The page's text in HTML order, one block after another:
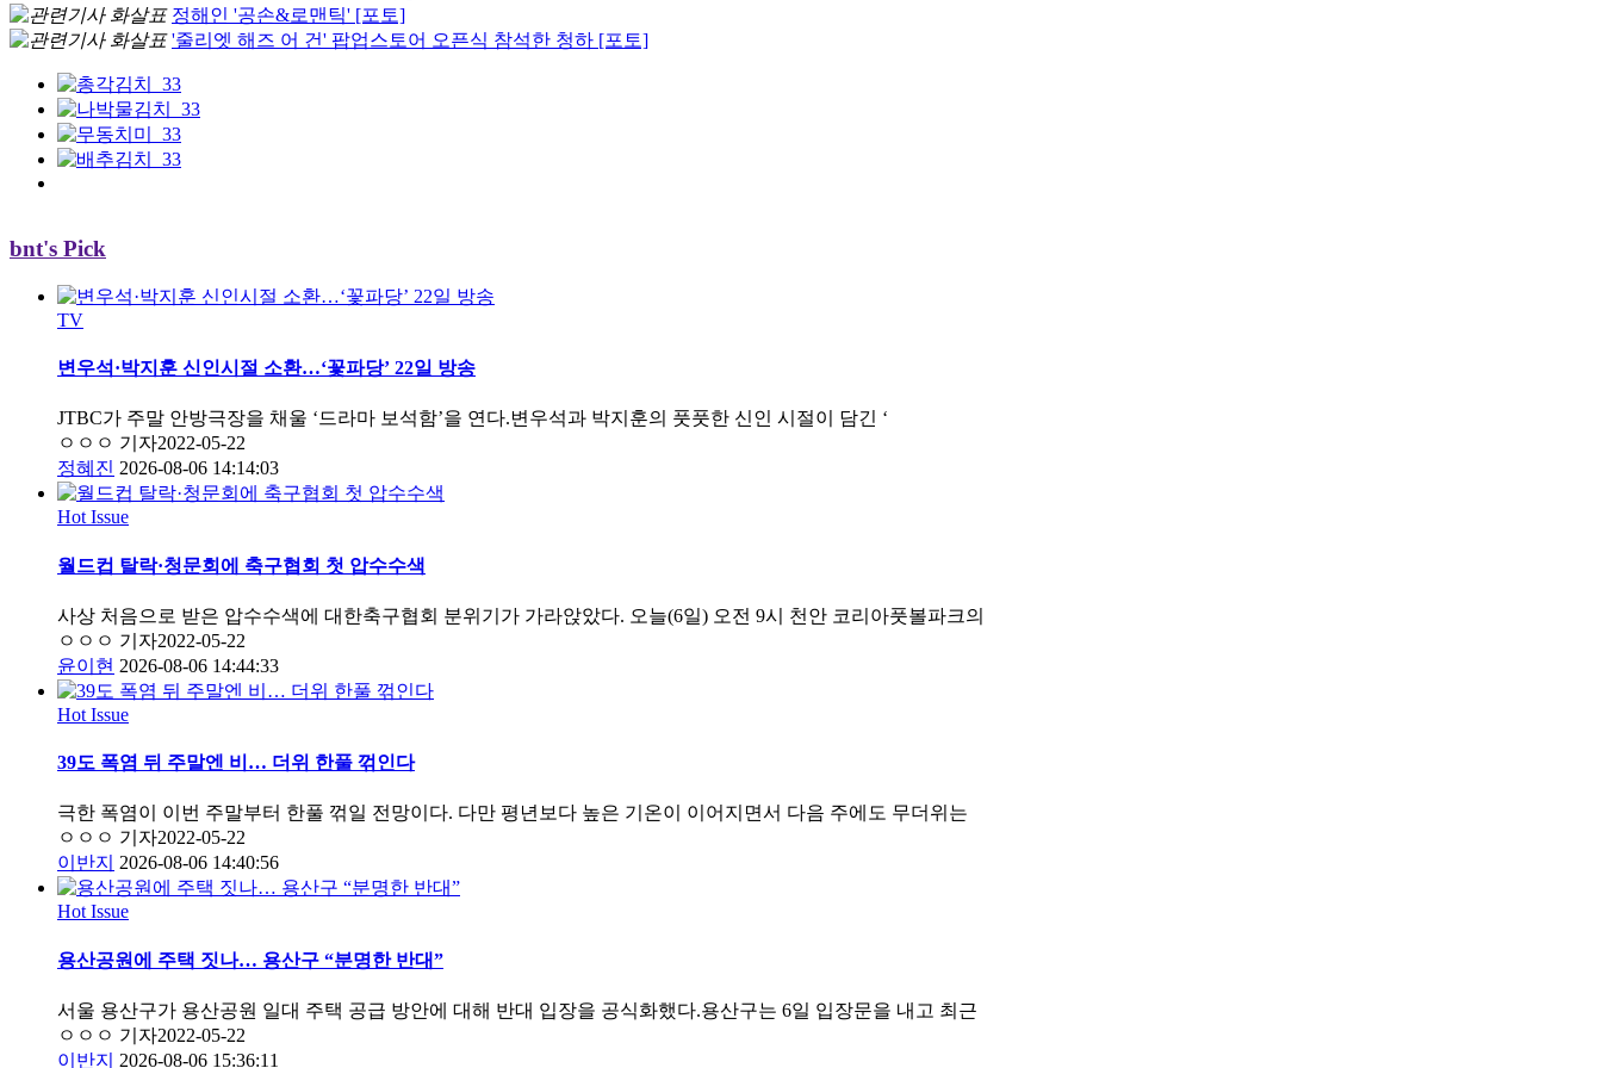
정해인 '공손&로맨틱' [포토]
'줄리엣 해즈 어 건' 팝업스토어 오픈식 참석한 청하 [포토]
bnt's Pick
TV
변우석·박지훈 신인시절 소환…‘꽃파당’ 22일 방송
JTBC가 주말 안방극장을 채울 ‘드라마 보석함’을 연다.변우석과 박지훈의 풋풋한 신인 시절이 담긴 ‘
ㅇㅇㅇ 기자2022-05-22
정혜진 2026-08-06 14:14:03
Hot Issue
월드컵 탈락·청문회에 축구협회 첫 압수수색
사상 처음으로 받은 압수수색에 대한축구협회 분위기가 가라앉았다. 오늘(6일) 오전 9시 천안 코리아풋볼파크의
ㅇㅇㅇ 기자2022-05-22
윤이현 2026-08-06 14:44:33
Hot Issue
39도 폭염 뒤 주말엔 비… 더위 한풀 꺾인다
극한 폭염이 이번 주말부터 한풀 꺾일 전망이다. 다만 평년보다 높은 기온이 이어지면서 다음 주에도 무더위는
ㅇㅇㅇ 기자2022-05-22
이반지
2026-08-06 14:40:56
Hot Issue
용산공원에 주택 짓나… 용산구 “분명한 반대”
서울 용산구가 용산공원 일대 주택 공급 방안에 대해 반대 입장을 공식화했다.용산구는 6일 입장문을 내고 최근
ㅇㅇㅇ 기자2022-05-22
이반지
2026-08-06 15:36:11